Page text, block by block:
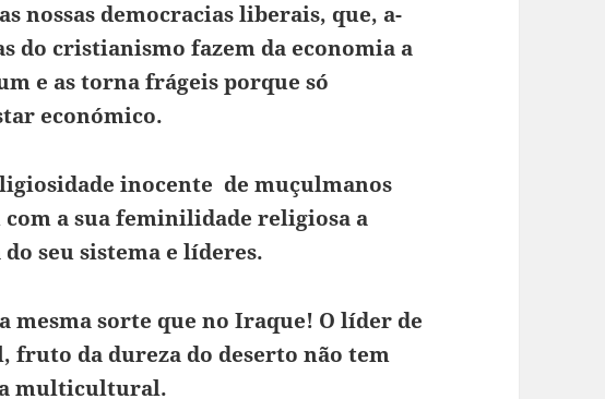
nossas democracias liberais, que, a-
do cristianismo fazem da economia a
e as torna frágeis porque só
económico.
inocente de muçulmanos
com a sua feminilidade religiosa a
seu sistema e líderes.
mesma sorte que no Iraque! O líder de
fruto da dureza do deserto não tem
multicultural.